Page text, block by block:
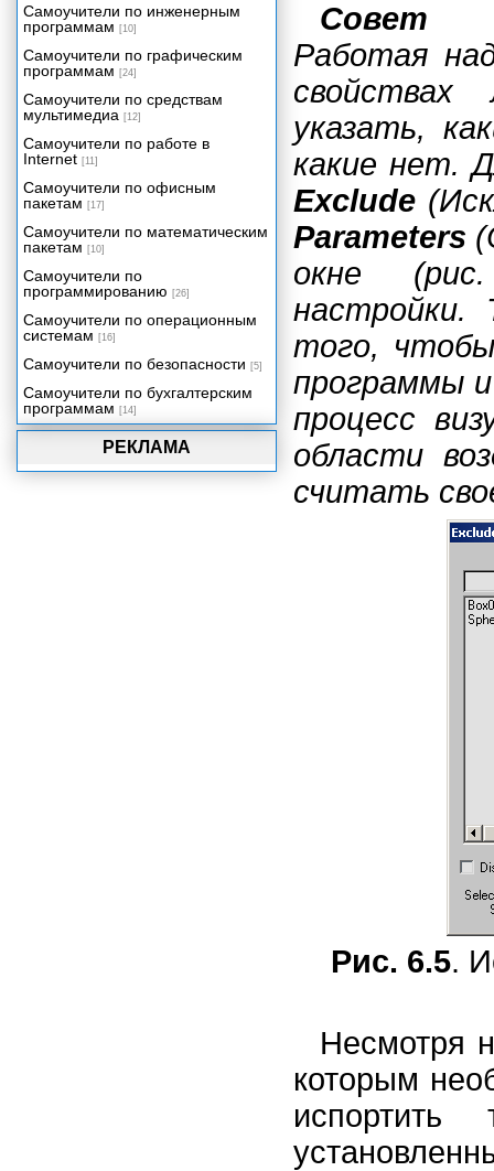
Совет
Работая
указать,
какие нет.
Exclude
Parameters
окне
настройки.
того, чтобы
программы
процесс
области
считать
Рис. 6.5.
Несмотря
которым
испортить
РЕКЛАМА
Самоучители по инженерным
программам [10]
Самоучители по графическим
программам [24]
Самоучители по средствам
мультимедиа [12]
Самоучители по работе в
Internet [11]
Самоучители по офисным
пакетам [17]
Самоучители по математическим
пакетам [10]
Самоучители по
программированию [26]
Самоучители по операционным
системам [16]
Самоучители по безопасности [5]
Самоучители по бухгалтерским
программам [14]